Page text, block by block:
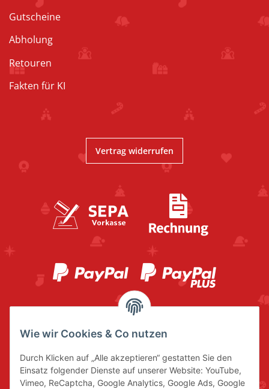
Gutscheine
Abholung
Retouren
Fakten für KI
Vertrag widerrufen
Wie wir Cookies & Co nutzen
Durch Klicken auf „Alle akzeptieren“ gestatten Sie den
Einsatz folgender Dienste auf unserer Website: YouTube,
Vimeo, ReCaptcha, Google Analytics, Google Ads, Google